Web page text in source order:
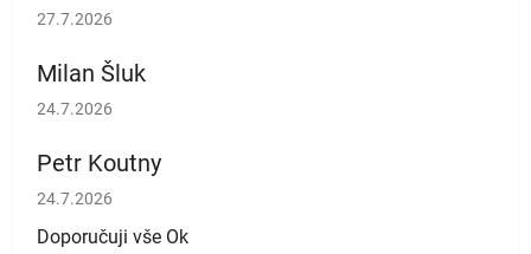
Hodnocení obchodu je 5 z 5 hvězdiček.
27.7.2026
Milan Šluk
Hodnocení obchodu je 5 z 5 hvězdiček.
24.7.2026
Petr Koutny
Hodnocení obchodu je 5 z 5 hvězdiček.
24.7.2026
Doporučuji vše Ok